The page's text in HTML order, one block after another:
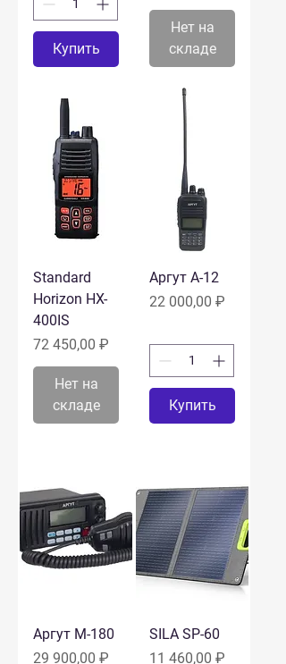
Купить
Нет на
складе
Standard
Horizon HX-
400IS
Цена
72 450,00 ₽
Нет на
складе
Аргут A-12
Цена
22 000,00 ₽
Купить
Аргут M-180
Цена
29 900,00 ₽
SILA SP-60
Цена
11 460,00 ₽